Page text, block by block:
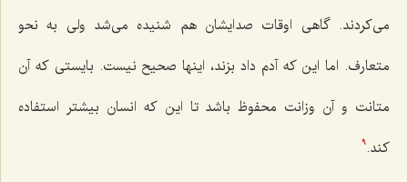
می‌کردند. گاهی اوقات صدایشان هم شنیده می‌شد ولی به نحو
متعارف. اما این که آدم داد بزند، اینها صحیح نیست. بایستی که آن
متانت و آن وزانت محفوظ باشد تا این که انسان بیشتر استفاده
کند.9